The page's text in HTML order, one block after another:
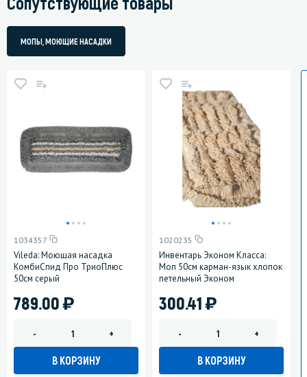
МОПЫ, МОЮЩИЕ НАСАДКИ
1034357
Vileda: Моющая насадка
КомбиСпид Про ТриоПлюс
50см серый
789.00)
- +
В КОРЗИНУ
1020235
Инвентарь Эконом Класса:
Моп 50см карман-язык хлопок
петельный Эконом
300.41)
- +
В КОРЗИНУ